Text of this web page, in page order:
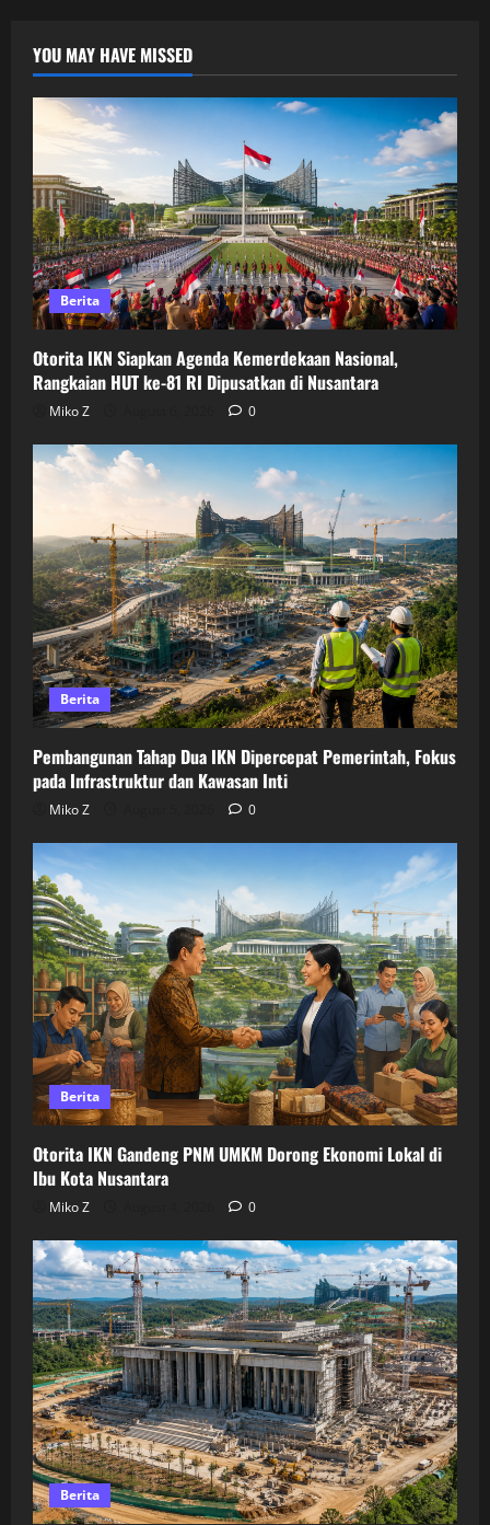
YOU MAY HAVE MISSED
Berita
Otorita IKN Siapkan Agenda Kemerdekaan Nasional,
Rangkaian HUT ke-81 RI Dipusatkan di Nusantara
Miko Z 0
Berita
Pembangunan Tahap Dua IKN Dipercepat Pemerintah, Fokus
pada Infrastruktur dan Kawasan Inti
Miko Z 0
Berita
Otorita IKN Gandeng PNM UMKM Dorong Ekonomi Lokal di
Ibu Kota Nusantara
Miko Z 0
Berita